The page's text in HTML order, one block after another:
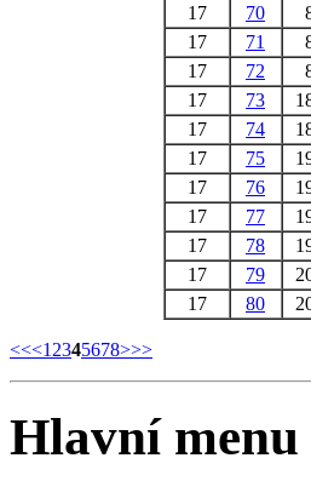
17
70
17
71
17
72
17
73
17
74
17
75
17
76
17
77
17
78
17
79
17
80
<<<1 2345678>>>
Hlavní menu